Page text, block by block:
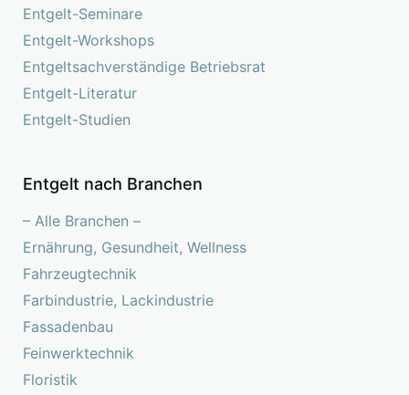
Entgelt-Seminare
Entgelt-Workshops
Entgeltsachverständige Betriebsrat
Entgelt-Literatur
Entgelt-Studien
Entgelt nach Branchen
– Alle Branchen –
Ernährung, Gesundheit, Wellness
Fahrzeugtechnik
Farbindustrie, Lackindustrie
Fassadenbau
Feinwerktechnik
Floristik